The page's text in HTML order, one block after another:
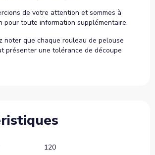
de votre attention et sommes à
pour toute information supplémentaire.
noter que chaque rouleau de pelouse
présenter une tolérance de découpe
120